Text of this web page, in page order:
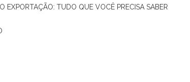
EXPORTAÇÃO: TUDO QUE VOCÊ PRECISA SABER